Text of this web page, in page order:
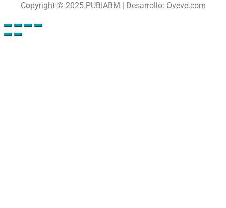
Copyright © 2025 PUBIABM | Desarrollo: Oveve.com